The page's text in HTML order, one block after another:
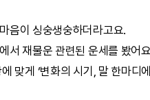
음이 싱숭생숭하더라고요.
에서 재물운 관련된 운세를 봤어
맞게 ‘변화의 시기, 말 한마디